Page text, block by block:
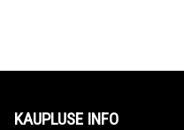
KAUPLUSE INFO